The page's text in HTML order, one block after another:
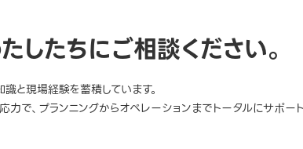
たちにご相談ください。
と現場経験を蓄積しています。
、プランニングからオペレーションまでトータルにサポート